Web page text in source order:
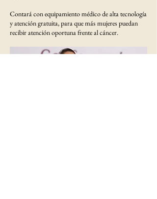
Contará con equipamiento médico de alta tecnología
y atención gratuita, para que más mujeres puedan
recibir atención oportuna frente al cáncer.